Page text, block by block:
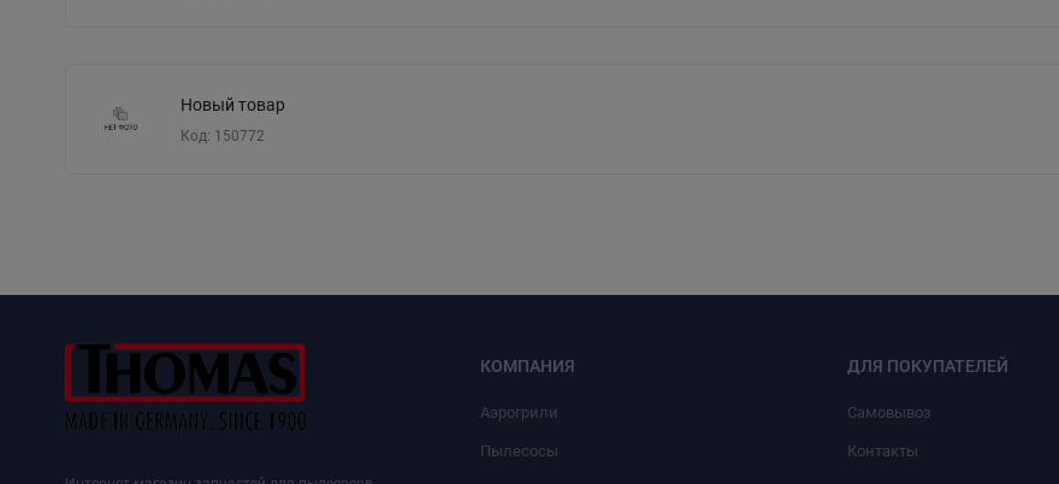
Новый товар
Код: 150772
КОМПАНИЯ
Аэрогрили
Пылесосы
ДЛЯ ПОКУПАТЕЛЕЙ
Самовывоз
Контакты